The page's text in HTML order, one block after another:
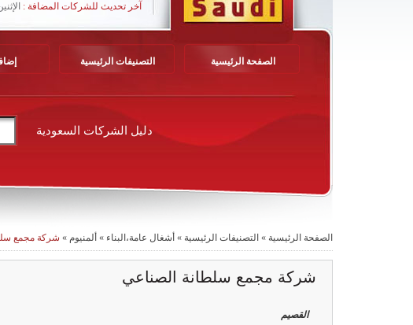
آخر تحديث للشركات المضافة : الإثنين 20 صفر 1448 هـ | 3
الصفحة الرئيسية التصنيفات الرئيسية
دليل الشركات السعودية
الصفحة الرئيسية » التصنيفات الرئيسية » أشغال عامة،البناء » ألمنيوم » شركة مجمع
شركة مجمع سلطانة الصناعي
القصيم